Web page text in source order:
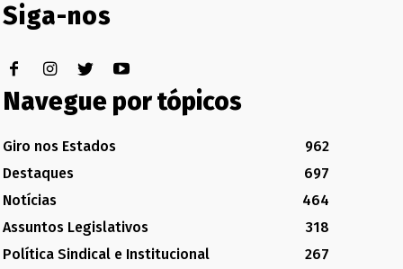
Siga-nos
Navegue por tópicos
Giro nos Estados
962
Destaques
697
Notícias
464
Assuntos Legislativos
318
Política Sindical e Institucional
267